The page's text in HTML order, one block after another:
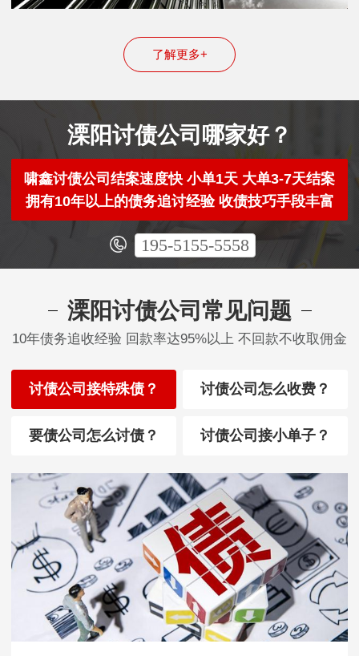
了解更多+
溧阳讨债公司哪家好？
啸鑫讨债公司结案速度快 小单1天 大单3-7天结案
拥有10年以上的债务追讨经验 收债技巧手段丰富
195-5155-5558
溧阳讨债公司常见问题
10年债务追收经验 回款率达95%以上 不回款不收取佣金
讨债公司接特殊债？ 讨债公司怎么收费？
要债公司怎么讨债？ 讨债公司接小单子？